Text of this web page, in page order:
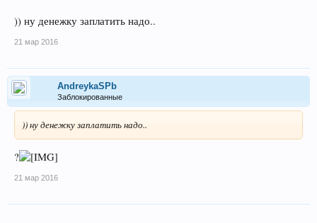
)) ну денежку заплатить надо..
21 мар 2016
AndreykaSPb
Заблокированные
)) ну денежку заплатить надо..
?
21 мар 2016